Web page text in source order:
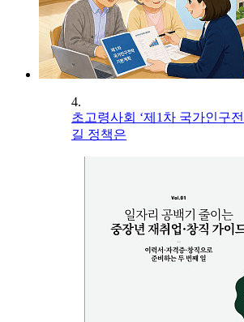
4.
초고령사회 ‘제1차 국가인구
길 정책은